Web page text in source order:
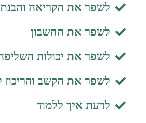
לשפר את הקריאה
לשפר את החשבון
לשפר את יכולות
לשפר את הקשב והריכוז
לדעת איך ללמוד